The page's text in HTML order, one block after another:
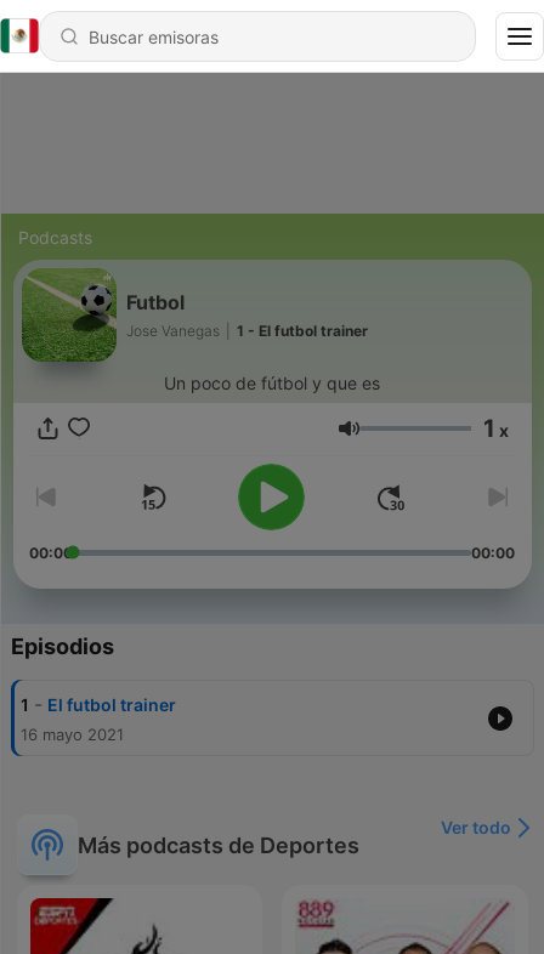
Podcasts
Futbol
Jose Vanegas 1 - El futbol trainer
Un poco de fútbol y que es
Volumen 1 x
00:00 00:00
Episodios
1 - El futbol trainer
16 mayo 2021
Más podcasts de Deportes
Ver todo